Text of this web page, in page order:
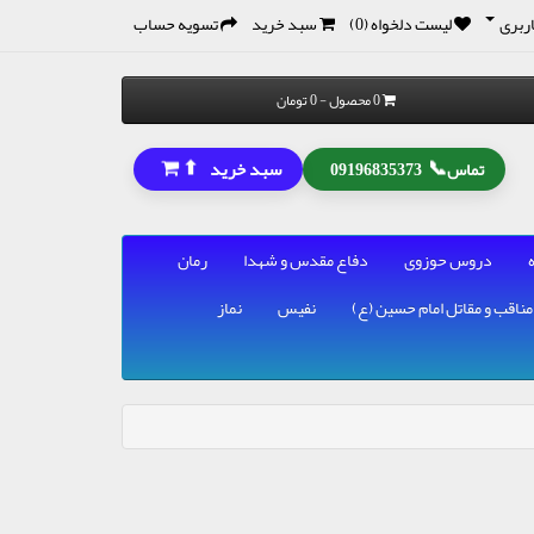
لیست دلخواه (0) سبد خرید تسویه حساب
0 محصول - 0 تومان
تماس📞
09196835373 سبد خرید ⬆
دروس حوزوی دفاع مقدس و شهدا
رمان
مناقب و مقاتل امام حسین (ع) نفیس
نماز